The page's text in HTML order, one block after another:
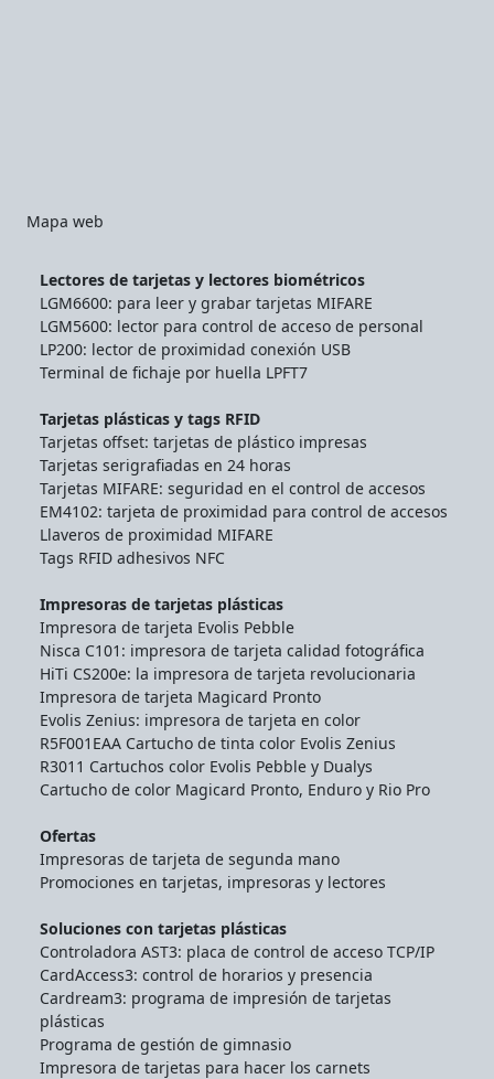
Mapa web
Lectores de tarjetas y lectores biométricos
LGM6600: para leer y grabar tarjetas MIFARE
LGM5600: lector para control de acceso de personal
LP200: lector de proximidad conexión USB
Terminal de fichaje por huella LPFT7
Tarjetas plásticas y tags RFID
Tarjetas offset: tarjetas de plástico impresas
Tarjetas serigrafiadas en 24 horas
Tarjetas MIFARE: seguridad en el control de accesos
EM4102: tarjeta de proximidad para control de accesos
Llaveros de proximidad MIFARE
Tags RFID adhesivos NFC
Impresoras de tarjetas plásticas
Impresora de tarjeta Evolis Pebble
Nisca C101: impresora de tarjeta calidad fotográfica
HiTi CS200e: la impresora de tarjeta revolucionaria
Impresora de tarjeta Magicard Pronto
Evolis Zenius: impresora de tarjeta en color
R5F001EAA Cartucho de tinta color Evolis Zenius
R3011 Cartuchos color Evolis Pebble y Dualys
Cartucho de color Magicard Pronto, Enduro y Rio Pro
Ofertas
Impresoras de tarjeta de segunda mano
Promociones en tarjetas, impresoras y lectores
Soluciones con tarjetas plásticas
Controladora AST3: placa de control de acceso TCP/IP
CardAccess3: control de horarios y presencia
Cardream3: programa de impresión de tarjetas
plásticas
Programa de gestión de gimnasio
Impresora de tarjetas para hacer los carnets